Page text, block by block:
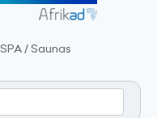
SPA / Saunas